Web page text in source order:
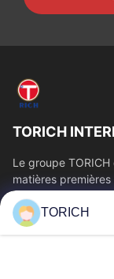
TORICH
Le groupe
matières
production, la R&D,
Liens Rapides
TORICH